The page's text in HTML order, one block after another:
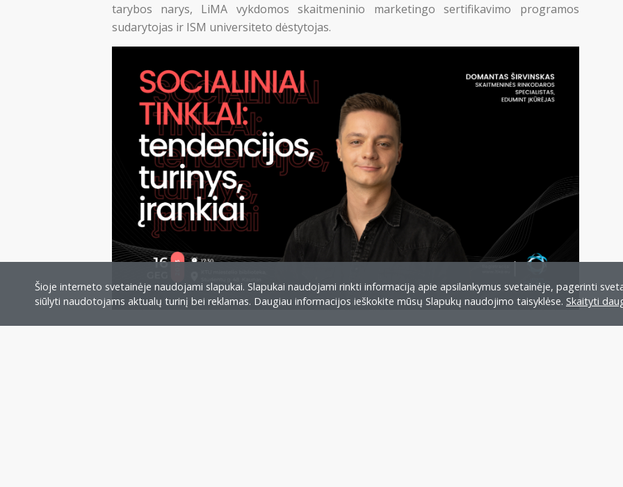
tarybos narys, LiMA vykdomos skaitmeninio marketingo sertifikavimo programos
sudarytojas ir ISM universiteto dėstytojas.
Šioje interneto svetainėje naudojami slapukai. Slapukai naudojami rinkti informaciją apie apsilankymus svetainėje, pagerinti
siūlyti naudotojams aktualų turinį bei reklamas. Daugiau informacijos ieškokite mūsų Slapukų naudojimo taisyklėse. Skaityti